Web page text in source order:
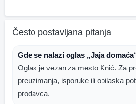
Često postavljana pitanja
Gde se nalazi oglas „Jaja
Oglas je vezan za mesto Knić. Za
preuzimanja, isporuke ili obilaska
prodavca.